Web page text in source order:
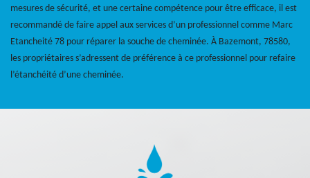
mesures de sécurité, et une certaine compétence pour être efficace, il est
recommandé de faire appel aux services d’un professionnel comme Marc
Etancheité 78 pour réparer la souche de cheminée. À Bazemont, 78580,
les propriétaires s’adressent de préférence à ce professionnel pour refaire
l’étanchéité d’une cheminée.